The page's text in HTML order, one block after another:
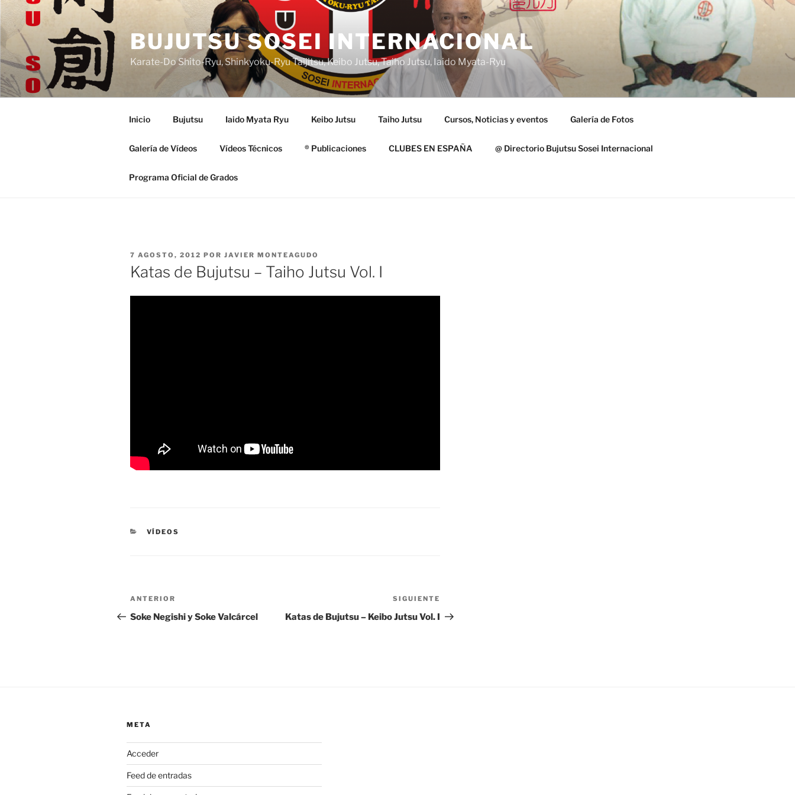
al
contenido
BUJUTSU SOSEI INTERNACIONAL
Karate-Do Shito-Ryu, Shinkyoku-Ryu Taijitsu, Keibo Jutsu, Taiho Jutsu, Iaido Myata-Ryu
Inicio Bujutsu Iaido Myata Ryu Keibo Jutsu Taiho Jutsu Cursos, Noticias y eventos Galería de Fotos
Galería de Vídeos Vídeos Técnicos ® Publicaciones CLUBES EN ESPAÑA @ Directorio Bujutsu Sosei Internacional
Programa Oficial de Grados
PUBLICADO
EL
7 AGOSTO, 2012 POR JAVIER MONTEAGUDO
Katas de Bujutsu – Taiho Jutsu Vol. I
CATEGORÍAS
VÍDEOS
Navegación
de
Entrada
anterior:
ANTERIOR
Soke Negishi y Soke Valcárcel
entrada
SIGUIENTE
Katas de Bujutsu – Keibo Jutsu Vol. I
META
Acceder
Feed de entradas